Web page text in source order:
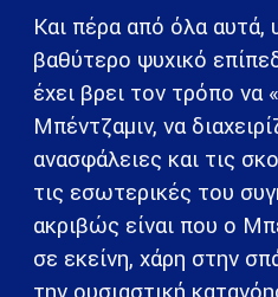
Και πέρα από όλα αυτά,
βαθύτερο ψυχικό
έχει βρει τον τρόπο να
Μπέντζαμιν, να
ανασφάλειες και τις
τις εσωτερικές του
ακριβώς είναι που ο
σε εκείνη, χάρη στην
την ουσιαστική